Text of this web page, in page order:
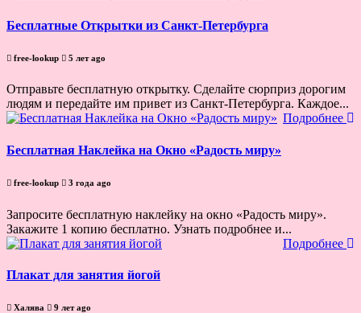
Бесплатные Открытки из Санкт-Петербурга
free-lookup 5 лет ago
Отправьте бесплатную открытку. Сделайте сюрприз дорогим
людям и передайте им привет из Санкт-Петербурга. Каждое...
Подробнее
Бесплатная Наклейка на Окно «Радость миру»
free-lookup 3 года ago
Запросите бесплатную наклейку на окно «Радость миру».
Закажите 1 копию бесплатно. Узнать подробнее и...
Подробнее
Плакат для занятия йогой
Халява 9 лет ago